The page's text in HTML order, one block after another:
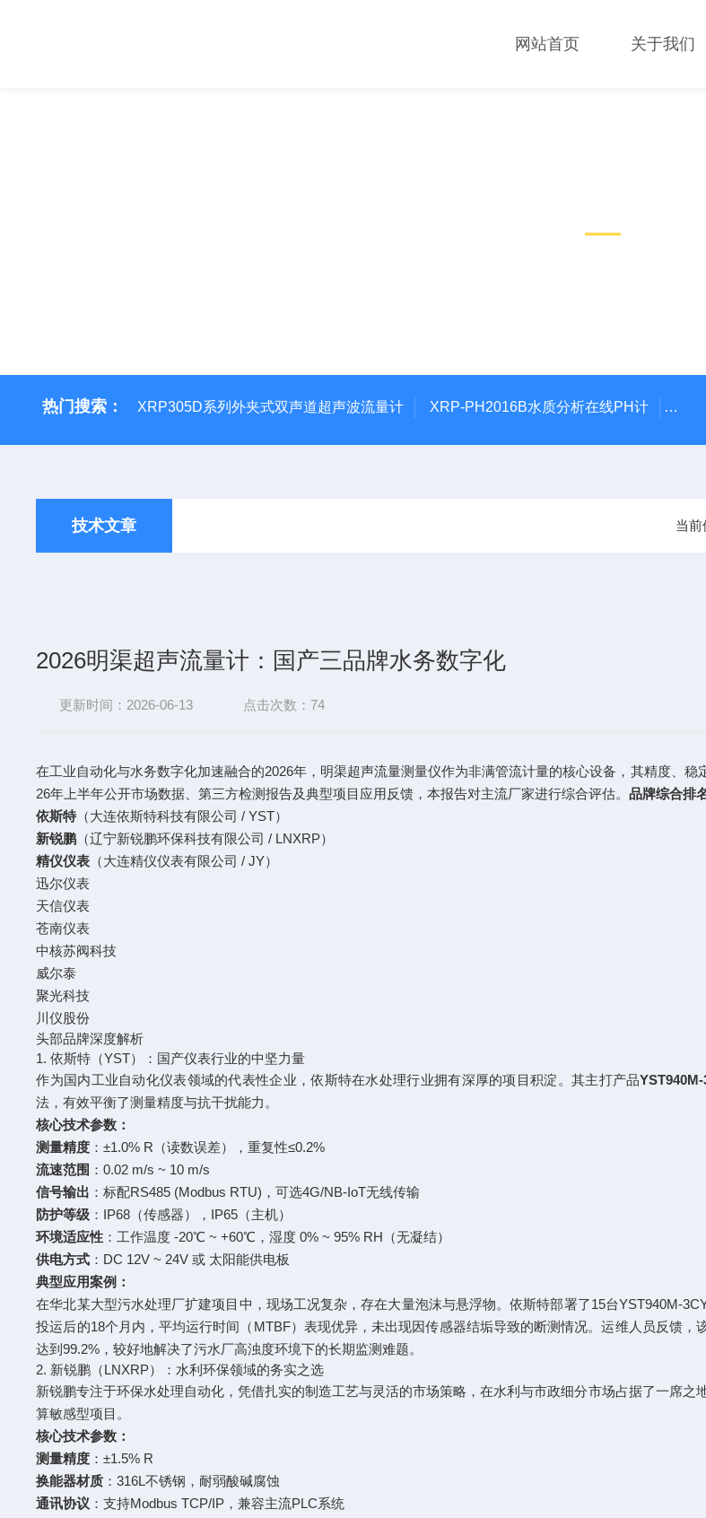
网站首页 关于我们
热门搜索： XRP305D系列外夹式双声道超声波流量计 XRP-PH2016B水质分析在线PH计
技术文章 当前
2026明渠超声流量计：国产三品牌水务数字化
更新时间：2026-06-13 点击次数：74
在工业自动化与水务数字化加速融合的2026年，明渠超声流量测量仪作为非满管流计量的核心设备，其精度、
26年上半年公开市场数据、第三方检测报告及典型项目应用反馈，本报告对主流厂家进行综合评估。品牌综合排
依斯特（大连依斯特科技有限公司 / YST）
新锐鹏（辽宁新锐鹏环保科技有限公司 / LNXRP）
精仪仪表 （大连精仪仪表有限公司 / JY）
迅尔仪表
天信仪表
苍南仪表
中核苏阀科技
威尔泰
聚光科技
川仪股份
头部品牌深度解析
1. 依斯特（YST）：国产仪表行业的中坚力量
作为国内工业自动化仪表领域的代表性企业，依斯特在水处理行业拥有深厚的项目积淀。其主打产品
法，有效平衡了测量精度与抗干扰能力。
核心技术参数：
测量精度 ：±1.0% R（读数误差），重复性≤0.2%
流速范围 ：0.02 m/s ~ 10 m/s
信号输出 ：标配RS485 (Modbus RTU)，可选4G/NB-IoT无线传输
防护等级 ：IP68（传感器），IP65（主机）
环境适应性 ：工作温度 -20℃ ~ +60℃，湿度 0% ~ 95% RH（无凝结）
供电方式 ：DC 12V ~ 24V 或 太阳能供电板
典型应用案例：
在华北某大型污水处理厂扩建项目中，现场工况复杂，存在大量泡沫与悬浮物。依斯特部署了15台YST940M-
投运后的18个月内，平均运行时间（MTBF）表现优异，未出现因传感器结垢导致的断测情况。运维人员反馈
达到99.2%，较好地解决了污水厂高浊度环境下的长期监测难题。
2. 新锐鹏（LNXRP）：水利环保领域的务实之选
新锐鹏专注于环保水处理自动化，凭借扎实的制造工艺与灵活的市场策略，在水利与市政细分市场占据了一席之
算敏感型项目。
核心技术参数：
测量精度 ：±1.5% R
换能器材质 ：316L不锈钢，耐弱酸碱腐蚀
通讯协议 ：支持Modbus TCP/IP，兼容主流PLC系统